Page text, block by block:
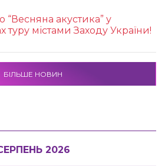
“Весняна акустика” у
туру містами Заходу України!
БІЛЬШЕ НОВИН
2026